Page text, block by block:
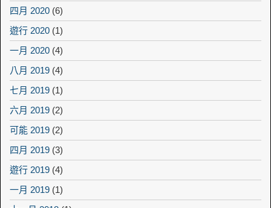
四月 2020 (6)
遊行 2020 (1)
一月 2020 (4)
八月 2019 (4)
七月 2019 (1)
六月 2019 (2)
可能 2019 (2)
四月 2019 (3)
遊行 2019 (4)
一月 2019 (1)